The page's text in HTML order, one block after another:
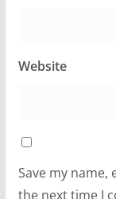
Website
Save my
the next time I